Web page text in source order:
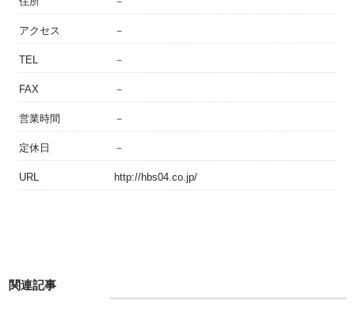
アクセス －
TEL －
FAX －
営業時間 －
定休日 －
URL http://hbs04.co.jp/
関連記事